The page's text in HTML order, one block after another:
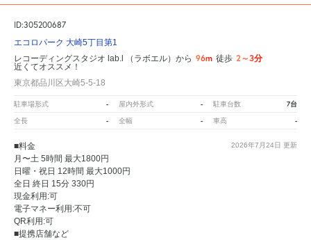
ID:305200687
エコロパーク 大崎5丁目第1
レコーディングスタジオ lab.l （ラボエル）から 96m 徒歩 2～3分
近くてオススメ！
東京都品川区大崎5-5-18
駐車場形式 - 屋内外形式 - 駐車台数 7台
全長 - 全幅 - 車高 -
2026年7月24日 更新
■料金
月〜土 5時間 最大1800円
日曜・祝日 12時間 最大1000円
全日 終日 15分 330円
現金利用:可
電子マネー利用:不可
QR利用:可
■提携店舗など